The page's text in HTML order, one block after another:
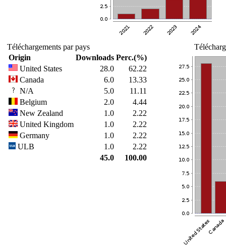
Téléchargements par pays
Origin
Downloads Perc.(%)
United States
28.0
62.22
Canada
6.0
13.33
N/A
5.0
11.11
Belgium
2.0
4.44
New Zealand
1.0
2.22
United Kingdom
1.0
2.22
Germany
1.0
2.22
ULB
1.0
2.22
45.0
100.00